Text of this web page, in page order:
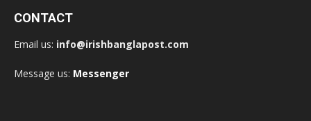
CONTACT
Email us: info@irishbanglapost.com
Message us: Messenger